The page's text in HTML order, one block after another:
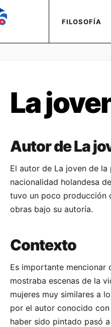
FILOSOFÍA
La
Autor de La
El autor de La joven de la
nacionalidad holandesa
tuvo un poco producción
obras bajo su autoría.
Contexto
Es importante mencionar
mostraba escenas de la
mujeres muy similares a
por el autor conocido
haber sido pintado pasó